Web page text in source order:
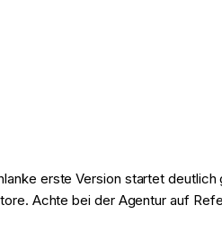
erste Version startet
Achte bei der Agentur auf